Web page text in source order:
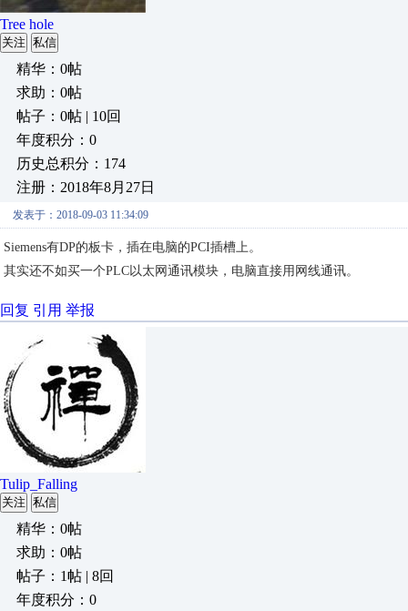
Tree hole
关注 私信
精华：0帖
求助：0帖
帖子：0帖 | 10回
年度积分：0
历史总积分：174
注册：2018年8月27日
发表于：2018-09-03 11:34:09
Siemens有DP的板卡，插在电脑的PCI插槽上。
其实还不如买一个PLC以太网通讯模块，电脑直接用网线通讯。
回复 引用 举报
Tulip_Falling
关注 私信
精华：0帖
求助：0帖
帖子：1帖 | 8回
年度积分：0